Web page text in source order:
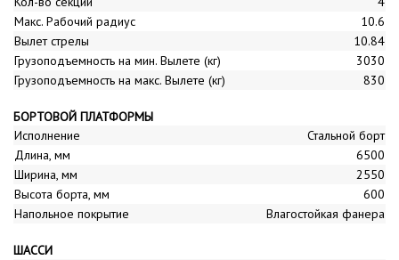
Макс. Рабочий радиус
10.6
Вылет стрелы
10.84
Грузоподъемность на мин. Вылете (кг)
3030
Грузоподъемность на макс. Вылете (кг)
830
БОРТОВОЙ ПЛАТФОРМЫ
Исполнение
Стальной борт
Длина, мм
6500
Ширина, мм
2550
Высота борта, мм
600
Напольное покрытие
Влагостойкая фанера
ШАССИ